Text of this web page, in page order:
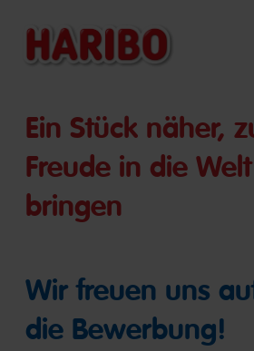
Ein Stück näher,
Freude in die
bringen
Wir freuen uns
die Bewerbung!